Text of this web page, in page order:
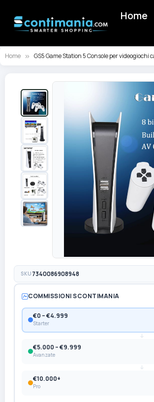
Home
Home GS5 Game Station 5 Console per videogiochi
fine
della
galleria
immagini
SKU 7340086908948
COMMISSIONI SCONTIMANIA
€0 – €4.999
Starter
€5.000 – €9.999
Avanzate
€10.000+
Pro